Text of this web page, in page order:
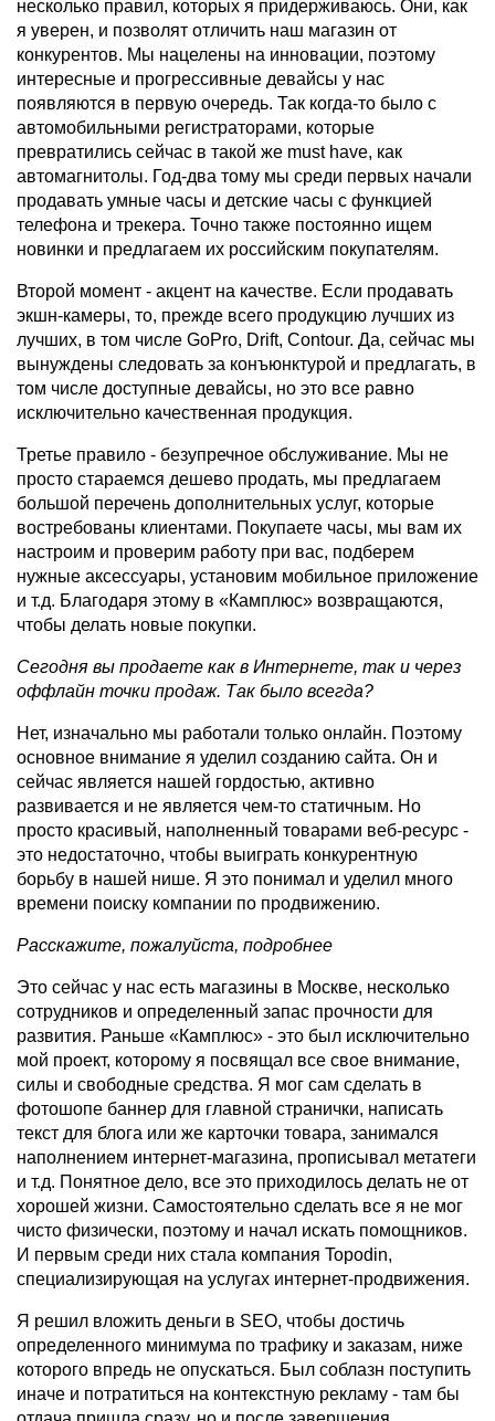
несколько правил, которых я придерживаюсь. Они, как
я уверен, и позволят отличить наш магазин от
конкурентов. Мы нацелены на инновации, поэтому
интересные и прогрессивные девайсы у нас
появляются в первую очередь. Так когда-то было с
автомобильными регистраторами, которые
превратились сейчас в такой же must have, как
автомагнитолы. Год-два тому мы среди первых начали
продавать умные часы и детские часы с функцией
телефона и трекера. Точно также постоянно ищем
новинки и предлагаем их российским покупателям.
Второй момент - акцент на качестве. Если продавать
экшн-камеры, то, прежде всего продукцию лучших из
лучших, в том числе GoPro, Drift, Contour. Да, сейчас мы
вынуждены следовать за конъюнктурой и предлагать, в
том числе доступные девайсы, но это все равно
исключительно качественная продукция.
Третье правило - безупречное обслуживание. Мы не
просто стараемся дешево продать, мы предлагаем
большой перечень дополнительных услуг, которые
востребованы клиентами. Покупаете часы, мы вам их
настроим и проверим работу при вас, подберем
нужные аксессуары, установим мобильное приложение
и т.д. Благодаря этому в «Камплюс» возвращаются,
чтобы делать новые покупки.
Сегодня вы продаете как в Интернете, так и через
оффлайн точки продаж. Так было всегда?
Нет, изначально мы работали только онлайн. Поэтому
основное внимание я уделил созданию сайта. Он и
сейчас является нашей гордостью, активно
развивается и не является чем-то статичным. Но
просто красивый, наполненный товарами веб-ресурс -
это недостаточно, чтобы выиграть конкурентную
борьбу в нашей нише. Я это понимал и уделил много
времени поиску компании по продвижению.
Расскажите, пожалуйста, подробнее
Это сейчас у нас есть магазины в Москве, несколько
сотрудников и определенный запас прочности для
развития. Раньше «Камплюс» - это был исключительно
мой проект, которому я посвящал все свое внимание,
силы и свободные средства. Я мог сам сделать в
фотошопе баннер для главной странички, написать
текст для блога или же карточки товара, занимался
наполнением интернет-магазина, прописывал метатеги
и т.д. Понятное дело, все это приходилось делать не от
хорошей жизни. Самостоятельно сделать все я не мог
чисто физически, поэтому и начал искать помощников.
И первым среди них стала компания Topodin,
специализирующая на услугах интернет-продвижения.
Я решил вложить деньги в SEO, чтобы достичь
определенного минимума по трафику и заказам, ниже
которого впредь не опускаться. Был соблазн поступить
иначе и потратиться на контекстную рекламу - там бы